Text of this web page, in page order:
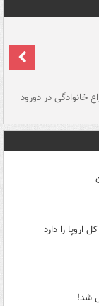
خانوادگی در دورود
اروپا را دارد
شد!